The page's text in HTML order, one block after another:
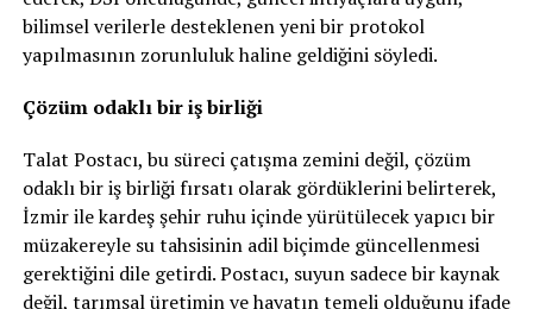
bilimsel verilerle desteklenen yeni bir protokol
yapılmasının zorunluluk haline geldiğini söyledi.
Çözüm odaklı bir iş birliği
Talat Postacı, bu süreci çatışma zemini değil, çözüm
odaklı bir iş birliği fırsatı olarak gördüklerini belirterek,
İzmir ile kardeş şehir ruhu içinde yürütülecek yapıcı bir
müzakereyle su tahsisinin adil biçimde güncellenmesi
gerektiğini dile getirdi. Postacı, suyun sadece bir kaynak
değil, tarımsal üretimin ve hayatın temeli olduğunu ifade